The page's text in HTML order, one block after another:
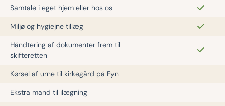
Samtale i eget hjem eller hos os
Miljø og hygiejne tillæg
Håndtering af dokumenter frem til
skifteretten
Kørsel af urne til kirkegård på Fyn
Ekstra mand til ilægning